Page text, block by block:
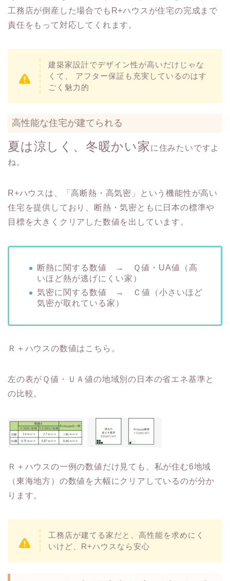
工務店が倒産した場合でもR+ハウスが住宅の完成まで
責任をもって対応してくれます。
建築家設計でデザイン性が高いだけじゃな
くて、 アフター保証も充実しているのはす
ごく魅力的
高性能な住宅が建てられる
夏は涼しく、冬暖かい家 に住みたいですよ
ね。
R+ハウスは、「高断熱・高気密」という機能性が高い
住宅を提供しており、断熱・気密ともに日本の標準や
目標を大きくクリアした数値を出しています。
断熱に関する数値 → Ｑ値・UA値（高
いほど熱が逃げにくい家）
気密に関する数値 → Ｃ値（小さいほど
気密が取れている家）
Ｒ＋ハウスの数値はこちら。
左の表がＱ値・ＵＡ値の地域別の日本の省エネ基準と
の比較。
Ｒ＋ハウスの一例の数値だけ見ても、私が住む6地域
（東海地方）の数値を大幅にクリアしているのが分か
ります。
工務店が建てる家だと、高性能を求めにく
いけど、R+ハウスなら安心